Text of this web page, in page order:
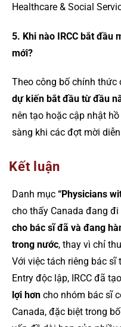
Healthcare & Social
5. Khi nào IRCC bắt đầu
mới?
Theo công bố chính thức
dự kiến bắt đầu từ đầu
nên tạo hoặc cập nhật
sàng khi các đợt mời
Kết luận
Danh mục “Physicians
cho thấy Canada đang
cho bác sĩ đã và đang
trong nước, thay vì chỉ
Với việc tách riêng bác sĩ
Entry độc lập, IRCC đã
lợi hơn cho nhóm bác sĩ
Canada, đặc biệt trong